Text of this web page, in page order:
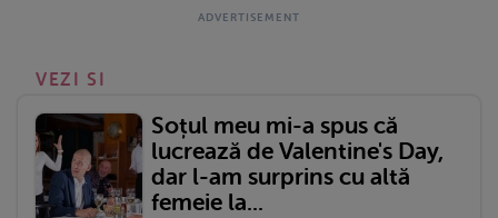
VEZI SI
Soțul meu mi-a spus că
lucrează de Valentine's Day,
dar l-am surprins cu altă
femeie la...